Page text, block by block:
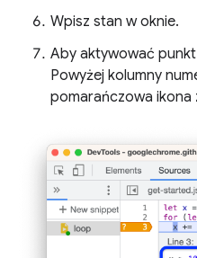
Wpisz stan w oknie.
Aby aktywować
Powyżej kolumny
pomarańczowa ikona